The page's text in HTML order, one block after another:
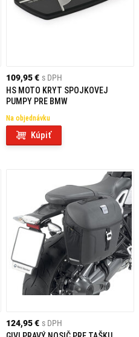
109,95 € s DPH
HS MOTO KRYT SPOJKOVEJ
PUMPY PRE BMW
Na objednávku
Kúpiť
124,95 € s DPH